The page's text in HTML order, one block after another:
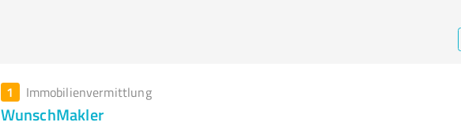
1 Immobilienvermittlung
WunschMakler